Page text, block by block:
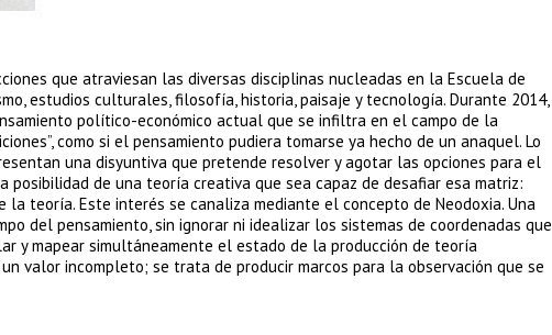
que atraviesan las diversas disciplinas nucleadas en la Escuela de
estudios culturales, filosofía, historia, paisaje y tecnología. Durante 2014,
político-económico actual que se infiltra en el campo de la
como si el pensamiento pudiera tomarse ya hecho de un anaquel. Lo
una disyuntiva que pretende resolver y agotar las opciones para el
posibilidad de una teoría creativa que sea capaz de desafiar esa matriz:
teoría. Este interés se canaliza mediante el concepto de Neodoxia. Una
del pensamiento, sin ignorar ni idealizar los sistemas de coordenadas que
y mapear simultáneamente el estado de la producción de teoría
valor incompleto; se trata de producir marcos para la observación que se